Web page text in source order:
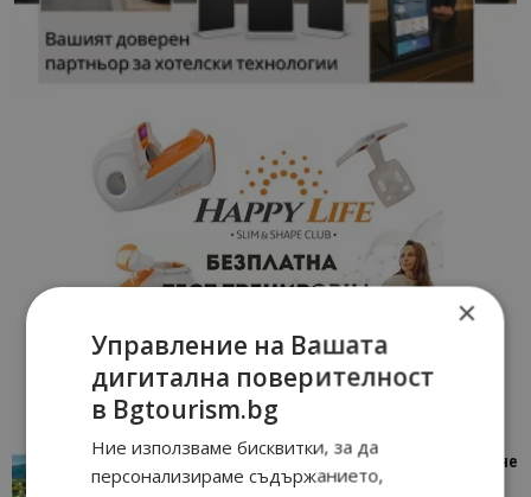
“Пощенска картичка от…”: Петрич – Изживяване
отвъд очакваното
×
Управление на Вашата
дигитална поверителност
в Bgtourism.bg
Ние използваме бисквитки, за да
персонализираме съдържанието,